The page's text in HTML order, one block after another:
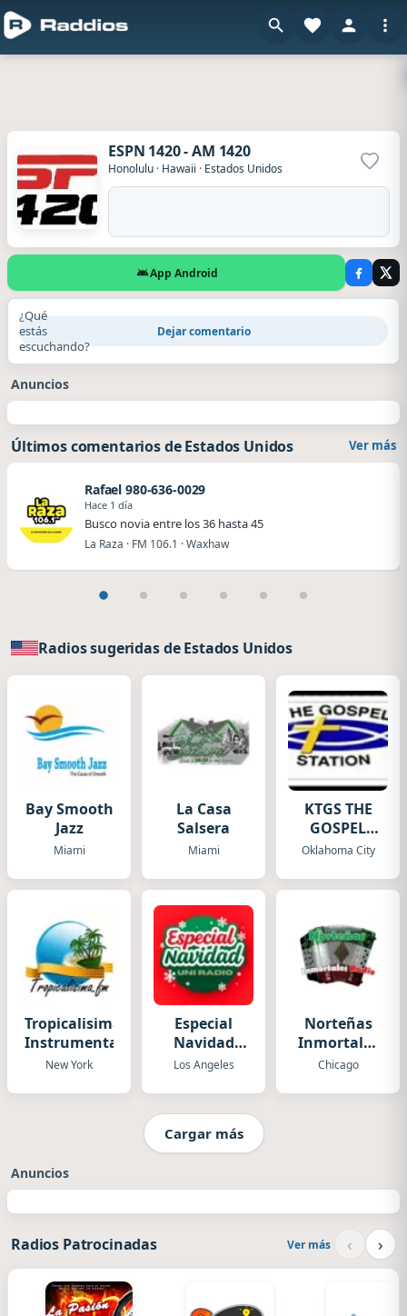
ESPN 1420 - AM 1420
Honolulu · Hawaii · Estados Unidos
App Android
¿Qué
estás
escuchando?
Dejar comentario
Anuncios
Últimos comentarios de Estados Unidos Ver más
Rafael 980-636-0029
Hace 1 día
Busco novia entre los 36 hasta 45
La Raza · FM 106.1 · Waxhaw
Radios sugeridas de Estados Unidos
Bay Smooth
Jazz
Miami
La Casa
Salsera
Miami
KTGS THE
GOSPEL
STATION
Oklahoma City
Tropicalisima.Fm
Instrumental
New York
Especial
Navidad
Uni Radio
Los Angeles
Norteñas
Inmortales
Radio
Chicago
Cargar más
Anuncios
Radios Patrocinadas Ver más ‹ ›